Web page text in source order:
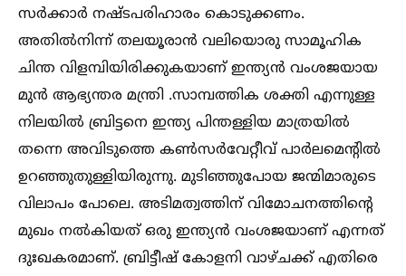
സർക്കാർ നഷ്ടപരിഹാരം കൊടുക്കണം.
അതില്‍നിന്ന് തലയൂരാൻ വലിയൊരു സാമൂഹിക
ചിന്ത വിളമ്പിയിരിക്കുകയാണ് ഇന്ത്യൻ വംശജയായ
മുൻ ആഭ്യന്തര മന്ത്രി .സാമ്പത്തിക ശക്തി എന്നുള്ള
നിലയില്‍ ബ്രിട്ടനെ ഇന്ത്യ പിന്തള്ളിയ മാത്രയില്‍
തന്നെ അവിടുത്തെ കണ്‍സർവേറ്റീവ് പാർലമെന്റില്‍
ഉറഞ്ഞുതുള്ളിയിരുന്നു. മുടിഞ്ഞുപോയ ജന്മിമാരുടെ
വിലാപം പോലെ. അടിമത്വത്തിന് വിമോചനത്തിന്റെ
മുഖം നല്‍കിയത് ഒരു ഇന്ത്യൻ വംശജയാണ് എന്നത്
ദുഃഖകരമാണ്. ബ്രിട്ടീഷ് കോളനി വാഴ്ചക്ക് എതിരെ